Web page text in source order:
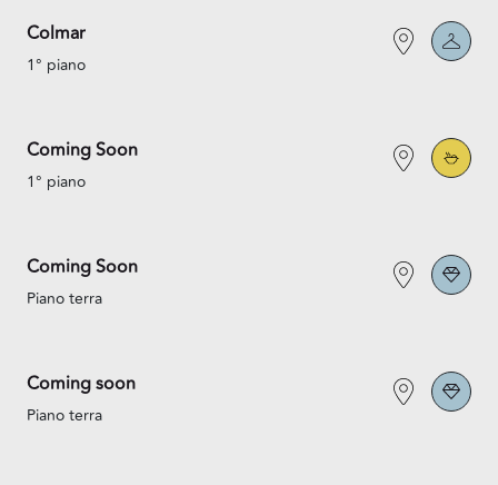
Colmar
1° piano
Coming Soon
1° piano
Coming Soon
Piano terra
Coming soon
Piano terra